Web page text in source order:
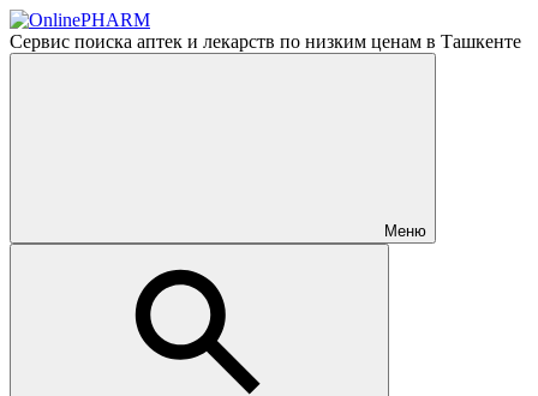
Сервис поиска аптек и лекарств по низким ценам в Ташкенте
Меню